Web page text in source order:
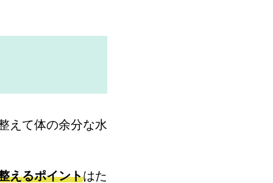
えて体の余分な水
えるポイントはた